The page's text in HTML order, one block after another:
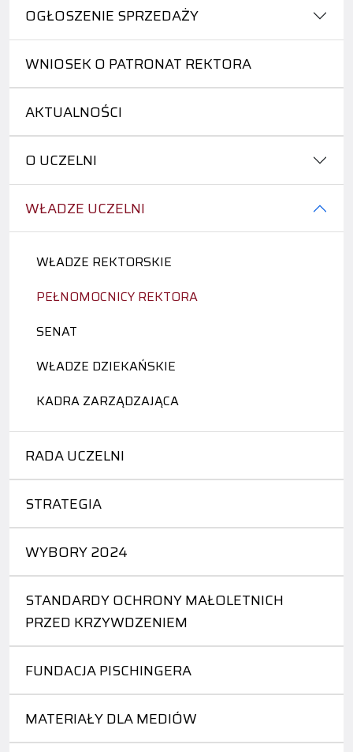
OGŁOSZENIE SPRZEDAŻY
WNIOSEK O PATRONAT REKTORA
AKTUALNOŚCI
O UCZELNI
WŁADZE UCZELNI
WŁADZE REKTORSKIE
PEŁNOMOCNICY REKTORA
SENAT
WŁADZE DZIEKAŃSKIE
KADRA ZARZĄDZAJĄCA
RADA UCZELNI
STRATEGIA
WYBORY 2024
STANDARDY OCHRONY MAŁOLETNICH
PRZED KRZYWDZENIEM
FUNDACJA PISCHINGERA
MATERIAŁY DLA MEDIÓW